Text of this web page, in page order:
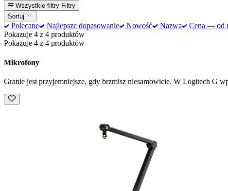
Wszystkie filtry Filtry
Sortuj
Polecane Najlepsze dopasowanie Nowość Nazwa Cena — od
Pokazuje 4 z 4 produktów
Pokazuje 4 z 4 produktów
Mikrofony
Granie jest przyjemniejsze, gdy brzmisz niesamowicie. W Logitech G